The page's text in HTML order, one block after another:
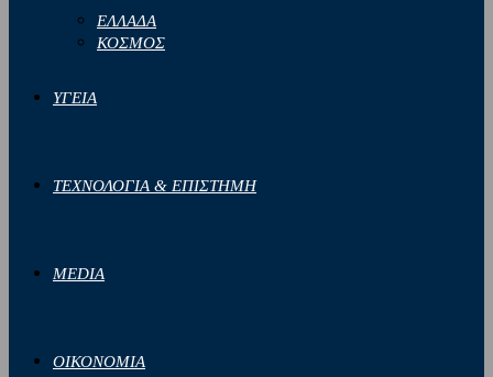
ΕΛΛΑΔΑ
ΚΟΣΜΟΣ
ΥΓΕΙΑ
ΤΕΧΝΟΛΟΓΙΑ & ΕΠΙΣΤΗΜΗ
MEDIA
ΟΙΚΟΝΟΜΙΑ